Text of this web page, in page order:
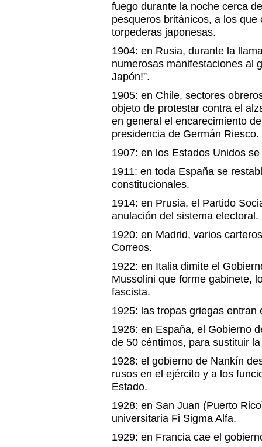
fuego durante la noche cerca
pesqueros británicos, a los que
torpederas japonesas.
1904: en Rusia, durante la
numerosas manifestaciones al
Japón!”.
1905: en Chile, sectores
objeto de protestar contra el
en general el encarecimiento
presidencia de Germán Riesco.
1907: en los Estados Unidos
1911: en toda España se
constitucionales.
1914: en Prusia, el Partido
anulación del sistema electoral.
1920: en Madrid, varios
Correos.
1922: en Italia dimite el
Mussolini que forme gabinete,
fascista.
1925: las tropas griegas entran
1926: en España, el Gobierno
de 50 céntimos, para sustituir
1928: el gobierno de Nankín
rusos en el ejército y a los
Estado.
1928: en San Juan (Puerto
universitaria Fi Sigma Alfa.
1929: en Francia cae el